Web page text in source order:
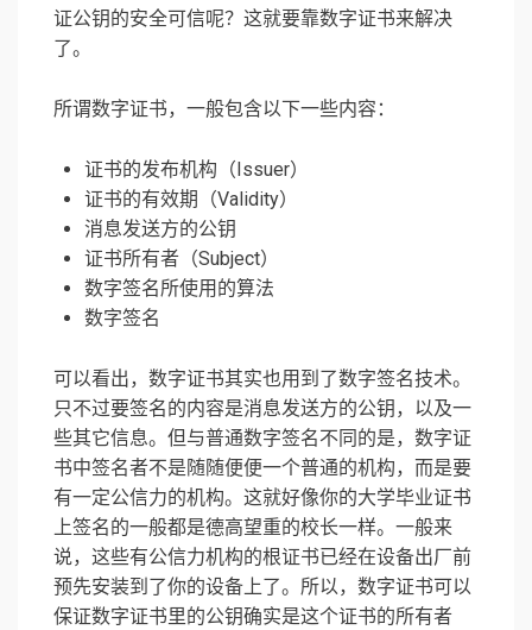
证公钥的安全可信呢？这就要靠数字证书来解决
了。
所谓数字证书，一般包含以下一些内容：
证书的发布机构（Issuer）
证书的有效期（Validity）
消息发送方的公钥
证书所有者（Subject）
数字签名所使用的算法
数字签名
可以看出，数字证书其实也用到了数字签名技术。
只不过要签名的内容是消息发送方的公钥，以及一
些其它信息。但与普通数字签名不同的是，数字证
书中签名者不是随随便便一个普通的机构，而是要
有一定公信力的机构。这就好像你的大学毕业证书
上签名的一般都是德高望重的校长一样。一般来
说，这些有公信力机构的根证书已经在设备出厂前
预先安装到了你的设备上了。所以，数字证书可以
保证数字证书里的公钥确实是这个证书的所有者